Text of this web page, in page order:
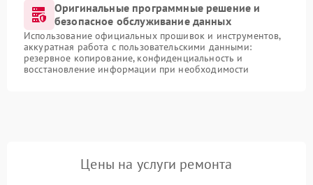
Оригинальные программные решение и
безопасное обслуживание данных
Использование официальных прошивок и инструментов,
аккуратная работа с пользовательскими данными:
резервное копирование, конфиденциальность и
восстановление информации при необходимости
Цены на услуги ремонта